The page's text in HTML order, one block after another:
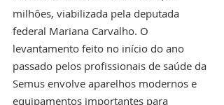
milhões, viabilizada pela deputada
federal Mariana Carvalho. O
levantamento feito no início do ano
passado pelos profissionais de saúde da
Semus envolve aparelhos modernos e
equipamentos importantes para